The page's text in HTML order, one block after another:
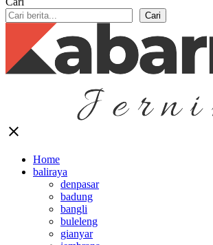
Cari
close
Home
baliraya
denpasar
badung
bangli
buleleng
gianyar